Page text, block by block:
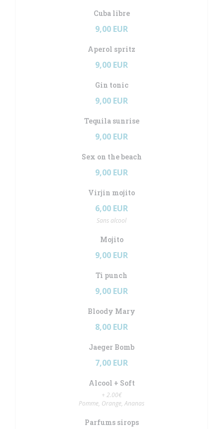
Cuba libre
9,00 EUR
Aperol spritz
9,00 EUR
Gin tonic
9,00 EUR
Tequila sunrise
9,00 EUR
Sex on the beach
9,00 EUR
Virjin mojito
6,00 EUR
Sans alcool
Mojito
9,00 EUR
Ti punch
9,00 EUR
Bloody Mary
8,00 EUR
Jaeger Bomb
7,00 EUR
Alcool + Soft
+ 2.00€
Pomme, Orange, Ananas
Parfums sirops